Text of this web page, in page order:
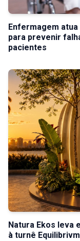
Enfermagem
para prevenir
pacientes
Natura Ekos leva
à turnê